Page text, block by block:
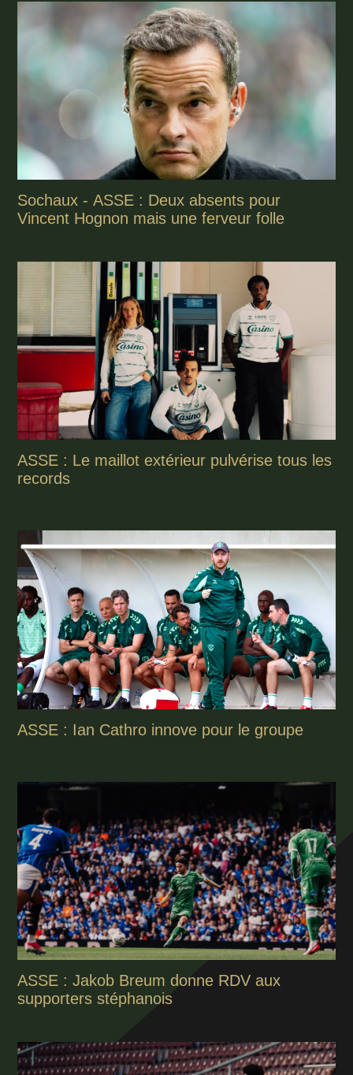
Sochaux - ASSE : Deux absents pour
Vincent Hognon mais une ferveur folle
ASSE : Le maillot extérieur pulvérise tous les
records
ASSE : Ian Cathro innove pour le groupe
ASSE : Jakob Breum donne RDV aux
supporters stéphanois